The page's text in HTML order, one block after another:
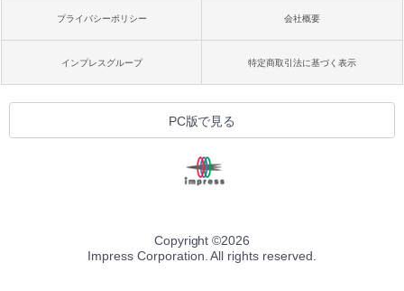
プライバシーポリシー 会社概要
インプレスグループ 特定商取引法に基づく表示
PC版で見る
Copyright ©2026
Impress Corporation. All rights reserved.